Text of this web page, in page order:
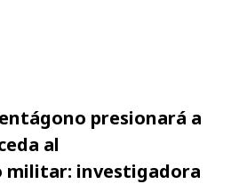
presionará a
al
militar: investigadora